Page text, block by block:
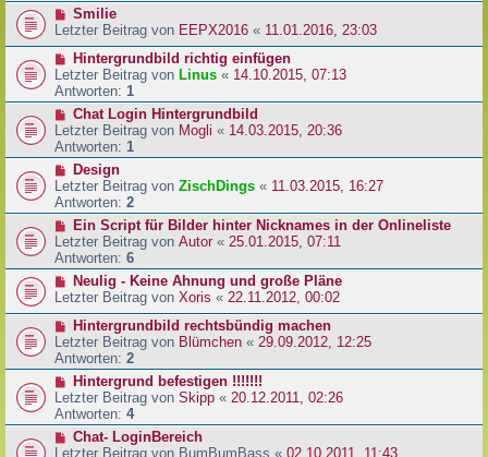
Smilie
Letzter Beitrag von EEPX2016 « 11.01.2016, 23:03
Hintergrundbild richtig einfügen
Letzter Beitrag von Linus « 14.10.2015, 07:13
Antworten: 1
Chat Login Hintergrundbild
Letzter Beitrag von Mogli « 14.03.2015, 20:36
Antworten: 1
Design
Letzter Beitrag von ZischDings « 11.03.2015, 16:27
Antworten: 2
Ein Script für Bilder hinter Nicknames in der Onlineliste
Letzter Beitrag von Autor « 25.01.2015, 07:11
Antworten: 6
Neulig - Keine Ahnung und große Pläne
Letzter Beitrag von Xoris « 22.11.2012, 00:02
Hintergrundbild rechtsbündig machen
Letzter Beitrag von Blümchen « 29.09.2012, 12:25
Antworten: 2
Hintergrund befestigen !!!!!!!
Letzter Beitrag von Skipp « 20.12.2011, 02:26
Antworten: 4
Chat- LoginBereich
Letzter Beitrag von BumBumBass « 02.10.2011, 11:43